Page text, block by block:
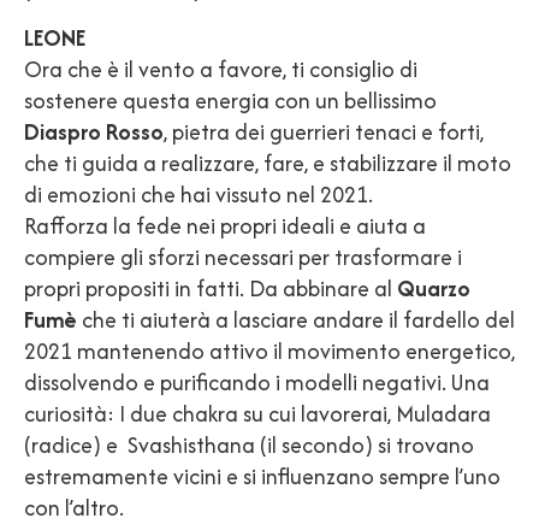
LEONE
Ora che è il vento a favore, ti consiglio di
sostenere questa energia con un bellissimo
Diaspro Rosso, pietra dei guerrieri tenaci e forti,
che ti guida a realizzare, fare, e stabilizzare il moto
di emozioni che hai vissuto nel 2021.
Rafforza la fede nei propri ideali e aiuta a
compiere gli sforzi necessari per trasformare i
propri propositi in fatti. Da abbinare al Quarzo
Fumè che ti aiuterà a lasciare andare il fardello del
2021 mantenendo attivo il movimento energetico,
dissolvendo e purificando i modelli negativi. Una
curiosità: I due chakra su cui lavorerai, Muladara
(radice) e Svashisthana (il secondo) si trovano
estremamente vicini e si influenzano sempre l’uno
con l’altro.